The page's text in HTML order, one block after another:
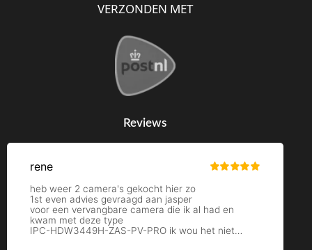
VERZONDEN MET
Reviews